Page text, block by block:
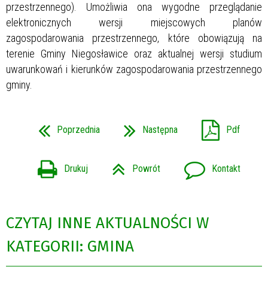
przestrzennego). Umożliwia ona wygodne przeglądanie
elektronicznych wersji miejscowych planów
zagospodarowania przestrzennego, które obowiązują na
terenie Gminy Niegosławice oraz aktualnej wersji studium
uwarunkowań i kierunków zagospodarowania przestrzennego
gminy.
Poprzednia Następna Pdf
Drukuj Powrót Kontakt
CZYTAJ INNE AKTUALNOŚCI W
KATEGORII: GMINA